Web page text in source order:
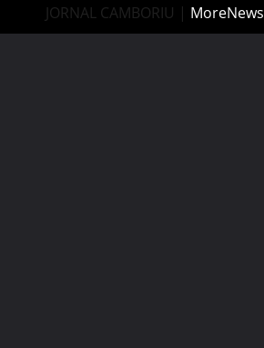
JORNAL CAMBORIU | MoreNews